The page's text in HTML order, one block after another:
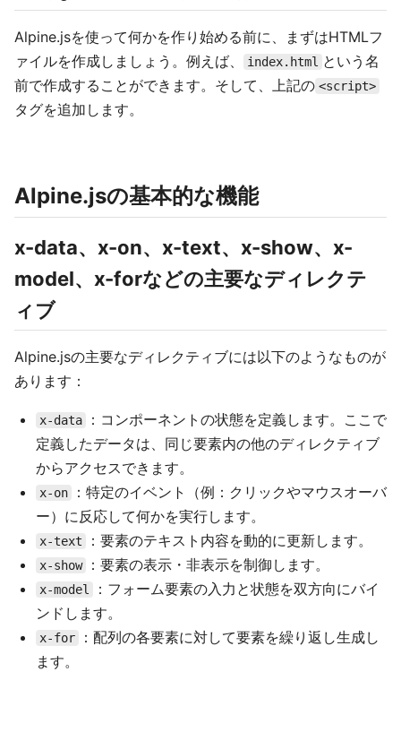
Alpine.jsを使って何かを作り始める前に、まずはHTMLフ
ァイルを作成しましょう。例えば、
index.html という名
前で作成することができます。そして、上記の <script>
タグを追加します。
Alpine.jsの基本的な機能
x-data、x-on、x-text、x-show、x-
model、x-forなどの主要なディレクテ
ィブ
Alpine.jsの主要なディレクティブには以下のようなものが
あります：
x-data
：コンポーネントの状態を定義します。ここで
定義したデータは、同じ要素内の他のディレクティブ
からアクセスできます。
x-on
：特定のイベント（例：クリックやマウスオーバ
ー）に反応して何かを実行します。
x-text ：要素のテキスト内容を動的に更新します。
x-show ：要素の表示・非表示を制御します。
x-model
：フォーム要素の入力と状態を双方向にバイ
ンドします。
x-for
：配列の各要素に対して要素を繰り返し生成し
ます。